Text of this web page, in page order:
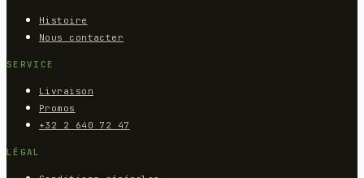
Histoire
Nous contacter
SERVICE
Livraison
Promos
+32 2 640 72 47
LÉGAL